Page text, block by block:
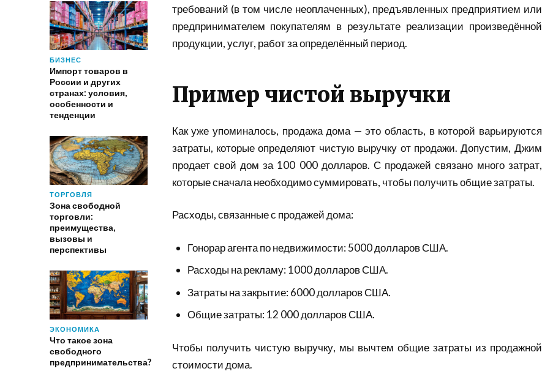
БИЗНЕС
Импорт товаров в
России и других
странах: условия,
особенности и
тенденции
ТОРГОВЛЯ
Зона свободной
торговли:
преимущества,
вызовы и
перспективы
ЭКОНОМИКА
Что такое зона
свободного
предпринимательства?
требований (в том числе неоплаченных), предъявленных предприятием или
предпринимателем покупателям в результате реализации произведённой
продукции, услуг, работ за определённый период.
Пример чистой выручки
Как уже упоминалось, продажа дома — это область, в которой варьируются
затраты, которые определяют чистую выручку от продажи. Допустим, Джим
продает свой дом за 100 000 долларов. С продажей связано много затрат,
которые сначала необходимо суммировать, чтобы получить общие затраты.
Расходы, связанные с продажей дома:
Гонорар агента по недвижимости: 5000 долларов США.
Расходы на рекламу: 1000 долларов США.
Затраты на закрытие: 6000 долларов США.
Общие затраты: 12 000 долларов США.
Чтобы получить чистую выручку, мы вычтем общие затраты из продажной
стоимости дома.